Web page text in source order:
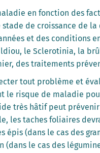
en fonction des
de croissance de la
et des conditions
le Sclerotinia, la
des traitements
tout problème et
le risque de maladie
très hâtif peut
les taches foliaires
épis (dans le cas des
le cas des